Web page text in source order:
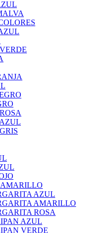
AMARILLO
AZUL
AMARILLO
ROSA
AZUL
VERDE